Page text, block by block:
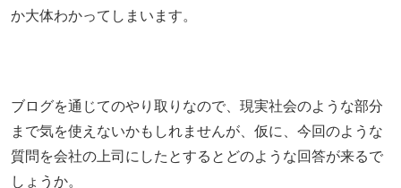
か大体わかってしまいます。
ブログを通じてのやり取りなので、現実社会のような部分
まで気を使えないかもしれませんが、仮に、今回のような
質問を会社の上司にしたとするとどのような回答が来るで
しょうか。